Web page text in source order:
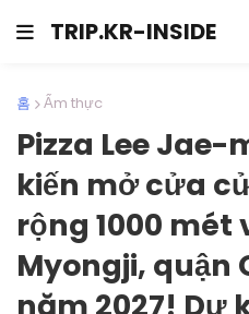
TRIP.KR-INSIDE
홈 Ẩm thực
Pizza Lee
kiến mở cửa
rộng 1000 mét
Myongji, quận
năm 2027! Dự